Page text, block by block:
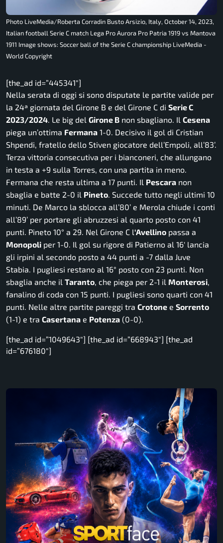
Photo LiveMedia/Roberta Corradin Busto Arsizio, Italy, October 14, 2023,
Italian football Serie C match Lega Pro Aurora Pro Patria 1919 vs Mantova
1911 Image shows: Soccer ball of the Serie C championship LiveMedia -
World Copyright
[the_ad id=”445341″]
Nella serata di oggi si sono disputate le partite valide per
la 24ª giornata del Girone B e del Girone C di Serie C
2023/2024. Le big del Girone B non sbagliano. Il Cesena
piega un’ottima Fermana 1-0. Decisivo il gol di Cristian
Shpendi, fratello dello Stiven giocatore dell’Empoli, all’83’.
Terza vittoria consecutiva per i bianconeri, che allungano
in testa a +9 sulla Torres, con una partita in meno.
Fermana che resta ultima a 17 punti. Il Pescara non
sbaglia e batte 2-0 il Pineto. Succede tutto negli ultimi 10
minuti. De Marco la sblocca all’80’ e Merola chiude i conti
all’89’ per portare gli abruzzesi al quarto posto con 41
punti. Pineto 10° a 29. Nel Girone C l‘Avellino passa a
Monopoli per 1-0. Il gol su rigore di Patierno al 16′ lancia
gli irpini al secondo posto a 44 punti a -7 dalla Juve
Stabia. I pugliesi restano al 16° posto con 23 punti. Non
sbaglia anche il Taranto, che piega per 2-1 il Monterosi,
fanalino di coda con 15 punti. I pugliesi sono quarti con 41
punti. Nelle altre partite pareggi tra Crotone e Sorrento
(1-1) e tra Casertana e Potenza (0-0).
[the_ad id=”1049643″] [the_ad id=”668943″] [the_ad
id=”676180″]